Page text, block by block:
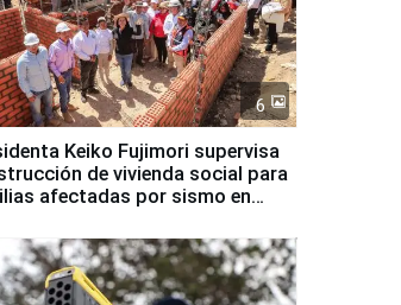
6
Keiko Fujimori supervisa
de vivienda social para
afectadas por sismo en